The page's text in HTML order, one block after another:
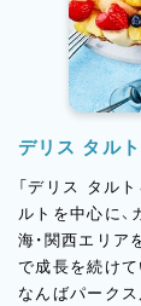
デリス タル
「デリス タル
ルトを中心に、
海・関西エリア
で成長を続けて
なんばパーク